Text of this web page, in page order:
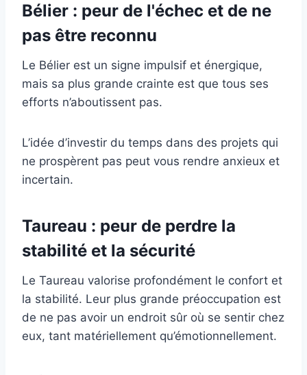
Bélier : peur de l'échec et de ne
pas être reconnu
Le Bélier est un signe impulsif et énergique,
mais sa plus grande crainte est que tous ses
efforts n’aboutissent pas.
L’idée d’investir du temps dans des projets qui
ne prospèrent pas peut vous rendre anxieux et
incertain.
Taureau : peur de perdre la
stabilité et la sécurité
Le Taureau valorise profondément le confort et
la stabilité. Leur plus grande préoccupation est
de ne pas avoir un endroit sûr où se sentir chez
eux, tant matériellement qu’émotionnellement.